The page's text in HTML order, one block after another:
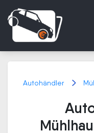
Autohändler